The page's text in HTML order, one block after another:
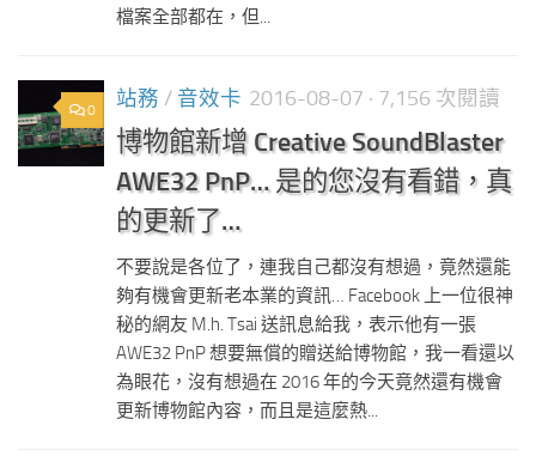
檔案全部都在，但...
0 站務 / 音效卡 2016-08-07 · 7,156 次閱讀
博物館新增 Creative SoundBlaster
AWE32 PnP… 是的您沒有看錯，真
的更新了…
不要說是各位了，連我自己都沒有想過，竟然還能
夠有機會更新老本業的資訊… Facebook 上一位很神
秘的網友 M.h. Tsai 送訊息給我，表示他有一張
AWE32 PnP 想要無償的贈送給博物館，我一看還以
為眼花，沒有想過在 2016 年的今天竟然還有機會
更新博物館內容，而且是這麼熱...